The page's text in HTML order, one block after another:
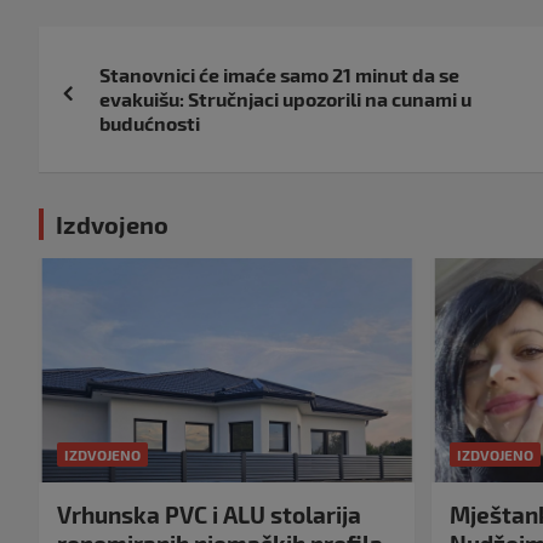
objava
Stanovnici će imaće samo 21 minut da se
evakuišu: Stručnjaci upozorili na cunami u
budućnosti
Izdvojeno
IZDVOJENO
Vrhunska PVC i ALU stolarija
IZDVOJENO